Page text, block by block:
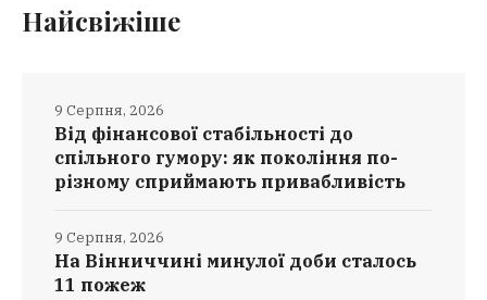
Найсвіжіше
Від фінансової стабільності до
спільного гумору: як покоління по-
різному сприймають привабливість
9 Серпня, 2026
На Вінниччині минулої доби сталось
11 пожеж
9 Серпня, 2026